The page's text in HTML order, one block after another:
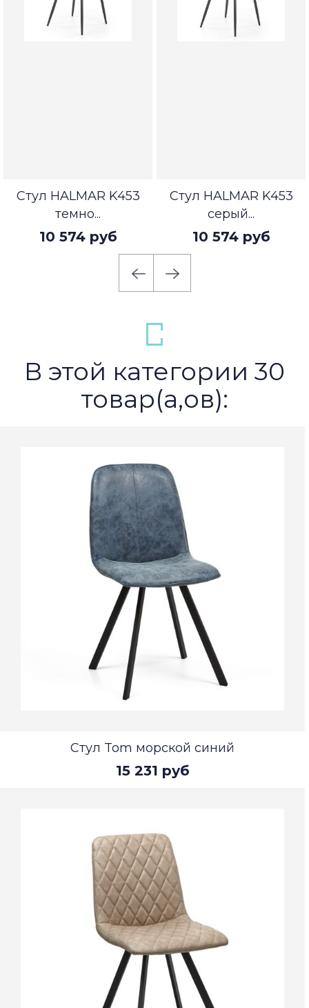
Стул HALMAR K453
темно...
10 574 руб
Стул HALMAR K453
серый...
10 574 руб
В этой категории 30
товар(а,ов):
Стул Tom морской синий
15 231 руб